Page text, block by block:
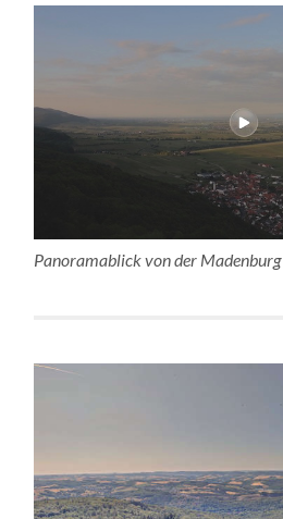
Panoramablick von der Madenburg